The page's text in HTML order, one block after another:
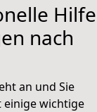
Hilfe
nach
an und Sie
einige wichtige